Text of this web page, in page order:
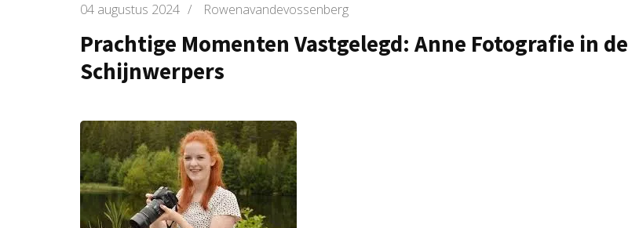
04 augustus 2024 / Rowenavandevossenberg
Prachtige Momenten Vastgelegd: Anne Fotografie in de
Schijnwerpers